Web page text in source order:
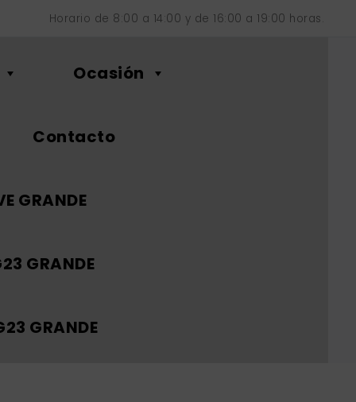
Horario de 8:00 a 14:00 y de 16:00 a 19:00 horas.
Ocasión
Contacto
GRANDE
GRANDE
GRANDE